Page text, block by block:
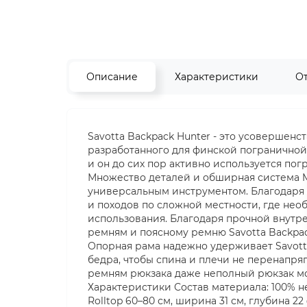
Описание Характеристики
Savotta Backpack Hunter - это
разработанного для финской
и он до сих пор активно используется
Множество деталей и обширная система
универсальным инструментом.
и походов по сложной местности, где
использования. Благодаря прочной
ремням и поясному ремню Savotta
Опорная рама надежно удерживает
бедра, чтобы спина и плечи не
ремням рюкзака даже неполный рюкзак
Характеристики Состав материала: 100%
Rolltop 60–80 см, ширина 31 см, глубина